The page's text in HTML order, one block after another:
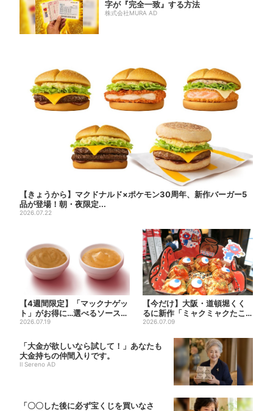
字が『完全一致』する方法
株式会社MURA AD
【きょうから】マクドナルド×ポケモン30周年、新作バーガー5
品が登場！朝・夜限定...
2026.07.22
【4週間限定】「マックナゲッ
ト」がお得に…選べるソースは
全4種 ポケモンパッケー...
2026.07.19
【今だけ】大阪・道頓堀くく
るに新作「ミャクミャクたこ
焼」登場！関西の8店舗限定で
2026.07.09
「大金が欲しいなら試して！」あなたも
大金持ちの仲間入りです。
Il Sereno AD
「〇〇した後に必ず宝くじを買いなさ